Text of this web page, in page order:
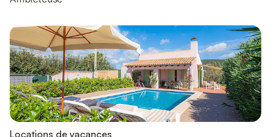
Locations de vacances